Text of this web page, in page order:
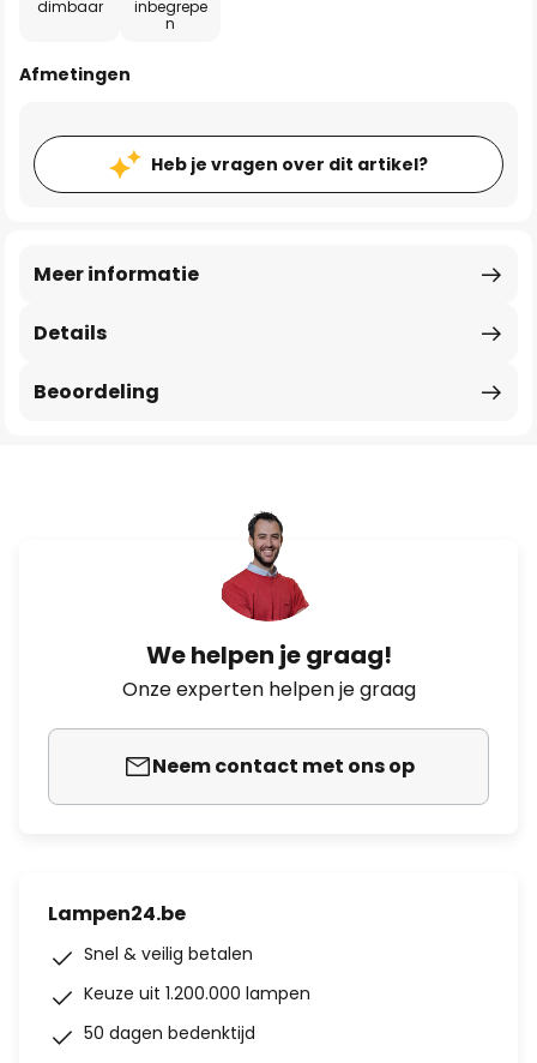
dimbaar
inbegrepe
n
Afmetingen
Heb je vragen over dit artikel?
Details
Meer informatie
Beoordeling
We helpen je graag!
Onze experten helpen je graag
Neem contact met ons op
Lampen24.be
Snel & veilig betalen
Keuze uit 1.200.000 lampen
50 dagen bedenktijd